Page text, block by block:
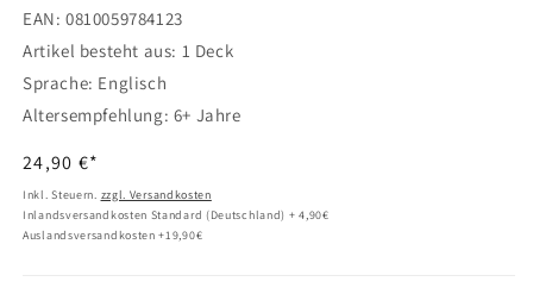
EAN: 0810059784123
Artikel besteht aus: 1 Deck
Sprache: Englisch
Altersempfehlung: 6+ Jahre
Normaler
Preis
24,90 €*
Inkl. Steuern. zzgl. Versandkosten
Inlandsversandkosten Standard (Deutschland) + 4,90€
Auslandsversandkosten +19,90€